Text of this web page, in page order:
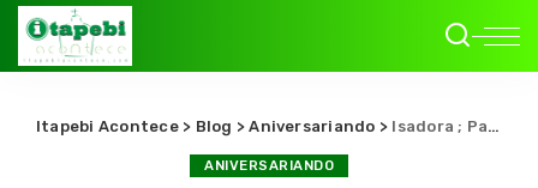
Itapebi Acontece> Blog >Aniversariando > Isadora ; Parabéns e feliz tudo!
ANIVERSARIANDO